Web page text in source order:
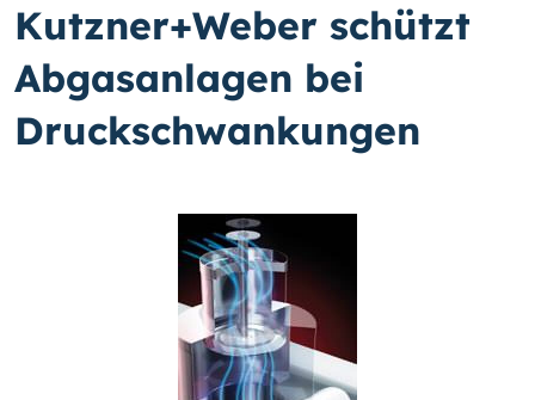
Kutzner+Weber schützt
Abgasanlagen bei
Druckschwankungen